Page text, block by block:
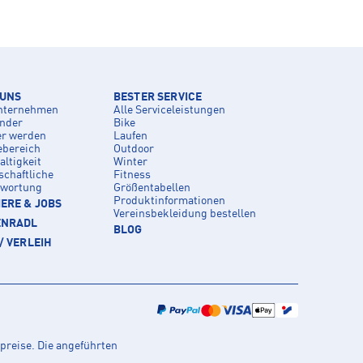
werden
& JOBS
VERLEIH
BESTER SERVICE
Alle Serviceleistungen
Bike
Laufen
Outdoor
Winter
Fitness
Größentabellen
Produktinformationen
Vereinsbekleidung bestellen
BLOG
Die angeführten